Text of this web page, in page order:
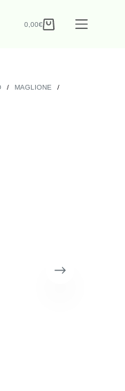
0,00€
/ MAGLIONE
/